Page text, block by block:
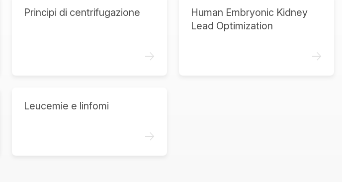
Principi di centrifugazione
->
Human Embryonic Kidney
Lead Optimization
->
Leucemie e linfomi
->